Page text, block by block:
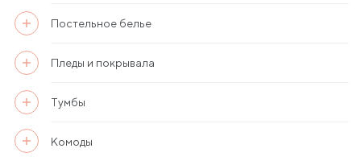
Постельное белье
Пледы и покрывала
Тумбы
Комоды